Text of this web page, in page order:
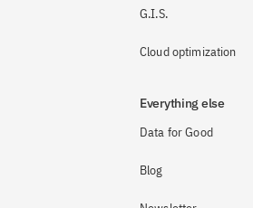
G.I.S.
Cloud optimization
Everything else
Data for Good
Blog